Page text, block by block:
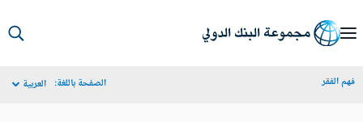
الفقر الصفحة باللغة: العربية